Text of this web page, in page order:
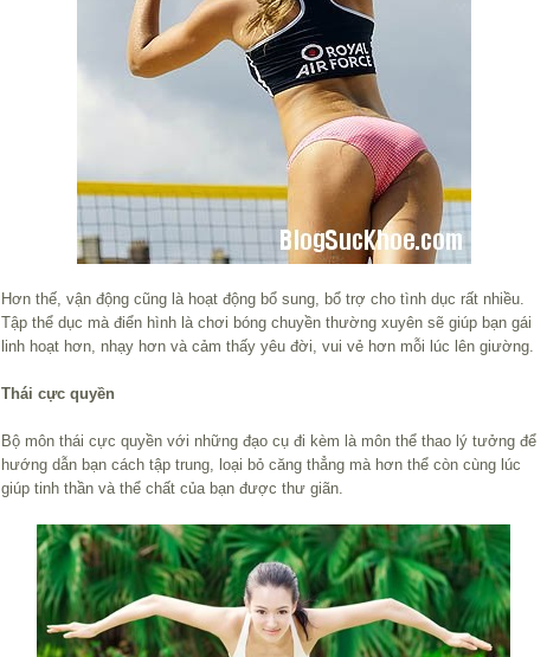
Hơn thế, vận động cũng là hoạt động bổ sung, bổ trợ cho tình dục rất nhiều.
Tập thể dục mà điển hình là chơi bóng chuyền thường xuyên sẽ giúp bạn gái
linh hoạt hơn, nhạy hơn và cảm thấy yêu đời, vui vẻ hơn mỗi lúc lên giường.
Thái cực quyền
Bộ môn thái cực quyền với những đạo cụ đi kèm là môn thể thao lý tưởng để
hướng dẫn bạn cách tập trung, loại bỏ căng thẳng mà hơn thể còn cùng lúc
giúp tinh thần và thể chất của bạn được thư giãn.